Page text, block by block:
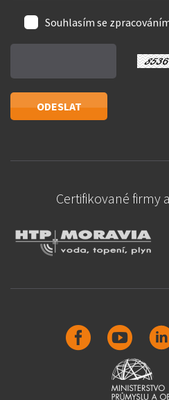
Souhlasím se
Certifikované firmy